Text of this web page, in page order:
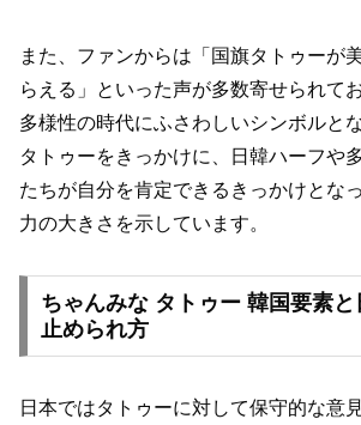
また、ファンからは「国旗タトゥーが
らえる」といった声が多数寄せられて
多様性の時代にふさわしいシンボルと
タトゥーをきっかけに、日韓ハーフや
たちが自分を肯定できるきっかけとな
力の大きさを示しています。
ちゃんみな タトゥー 韓国要素
止められ方
日本ではタトゥーに対して保守的な意